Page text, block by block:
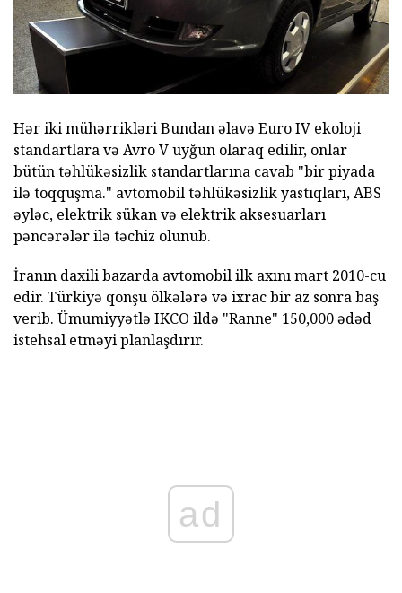
Hər iki mühərrikləri Bundan əlavə Euro IV ekoloji
standartlara və Avro V uyğun olaraq edilir, onlar
bütün təhlükəsizlik standartlarına cavab "bir piyada
ilə toqquşma." avtomobil təhlükəsizlik yastıqları, ABS
əyləc, elektrik sükan və elektrik aksesuarları
pəncərələr ilə təchiz olunub.
İranın daxili bazarda avtomobil ilk axını mart 2010-cu
edir. Türkiyə qonşu ölkələrə və ixrac bir az sonra baş
verib. Ümumiyyətlə IKCO ildə "Ranne" 150,000 ədəd
istehsal etməyi planlaşdırır.
ad